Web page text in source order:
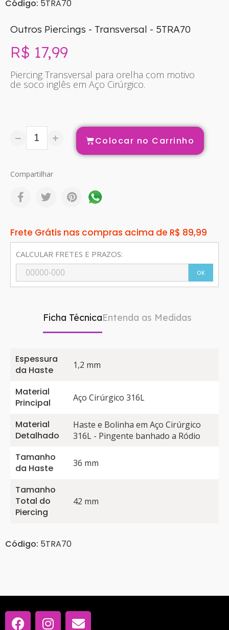
Código: 5TRA70
Outros Piercings - Transversal - 5TRA70
R$ 17,99
Piercing Transversal para orelha com motivo
de soco inglês em Aço Cirúrgico.
Colocar no Carrinho
Compartilhar
Frete Grátis nas compras acima de R$ 89,99
CALCULAR FRETES E PRAZOS:
OK
Ficha TécnicaEntenda as Medidas
Espessura
da Haste
1,2 mm
Material
Principal
Aço Cirúrgico 316L
Material
Detalhado
Haste e Bolinha em Aço Cirúrgico
316L - Pingente banhado a Ródio
Tamanho
da Haste
36 mm
Tamanho
Total do
Piercing
42 mm
Código: 5TRA70